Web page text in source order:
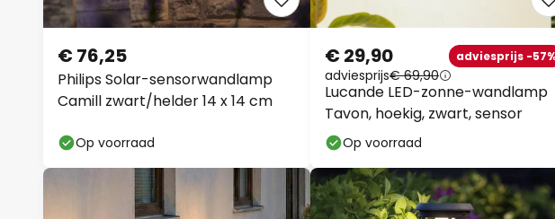
Philips Solar-sensorwandlamp
Camill zwart/helder 14 x 14 cm
€ 76,25
Op voorraad
Lucande LED-zonne-wandlamp
Tavon, hoekig, zwart, sensor
€ 29,90 adviesprijs -57%
adviesprijs€ 69,90
Op voorraad